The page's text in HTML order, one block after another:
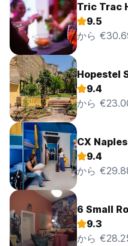
Tric Trac
9.5
から
Hopestel
9.4
から
CX
9.4
から
6 Small
9.3
から